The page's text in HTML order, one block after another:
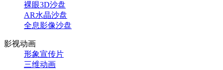
裸眼3D沙盘
AR水晶沙盘
全息影像沙盘
影视动画
形象宣传片
三维动画